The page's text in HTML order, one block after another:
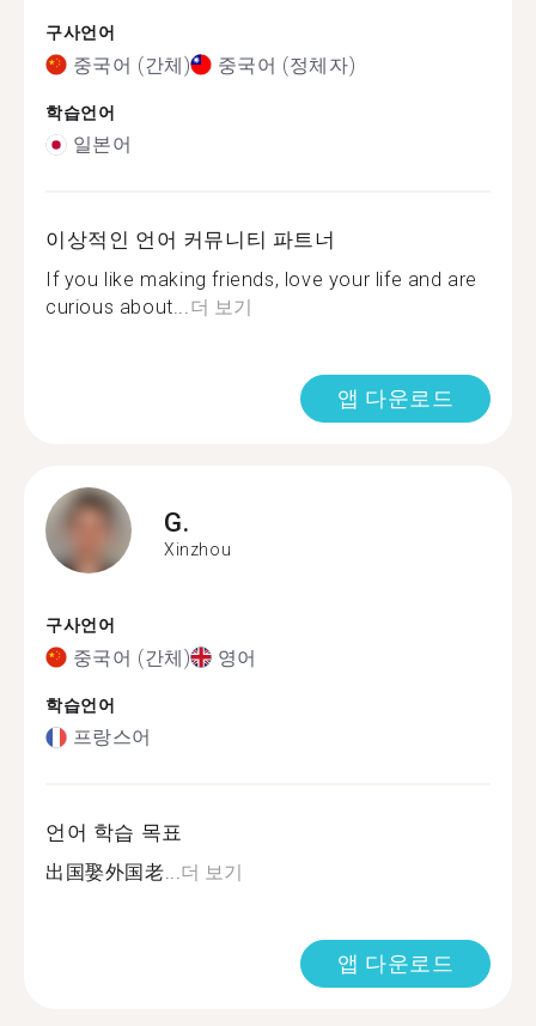
구사언어
중국어 (간체) 중국어 (정체자)
학습언어
일본어
이상적인 언어 커뮤니티 파트너
If you like making friends, love your life and are
curious about...더 보기
앱 다운로드
G.
Xinzhou
구사언어
중국어 (간체) 영어
학습언어
프랑스어
언어 학습 목표
出国娶外国老...더 보기
앱 다운로드